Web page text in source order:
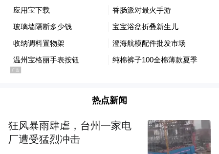
热点新闻
狂风暴雨肆虐，台州一家电
厂遭受猛烈冲击